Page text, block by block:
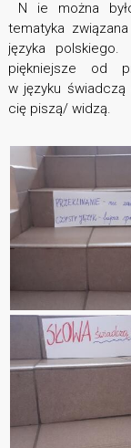
N ie można
tematyka
języka
piękniejsze od
w języku
cię piszą/ widzą.